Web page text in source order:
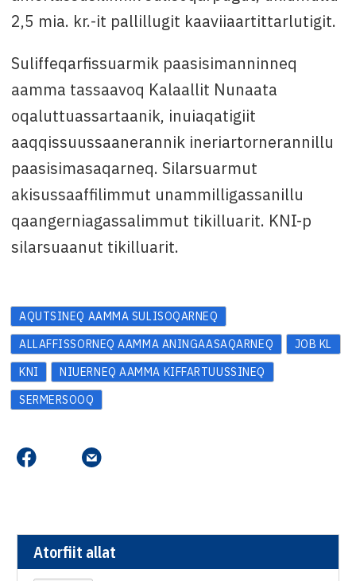
2,5 mia. kr.-it pallillugit kaaviiaartittarlutigit.
Suliffeqarfissuarmik paasisimanninneq
aamma tassaavoq Kalaallit Nunaata
oqaluttuassartaanik, inuiaqatigiit
aaqqissuussaanerannik ineriartornerannillu
paasisimasaqarneq. Silarsuarmut
akisussaaffilimmut unammilligassanillu
qaangerniagassalimmut tikilluarit. KNI-p
silarsuaanut tikilluarit.
AQUTSINEQ AAMMA SULISOQARNEQ
ALLAFFISSORNEQ AAMMA ANINGAASAQARNEQ
JOB KL
KNI
NIUERNEQ AAMMA KIFFARTUUSSINEQ
SERMERSOOQ
Atorfiit allat